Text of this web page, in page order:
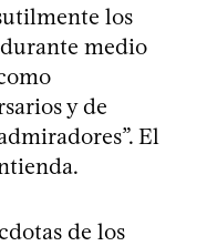
los
medio
y de
El
de los